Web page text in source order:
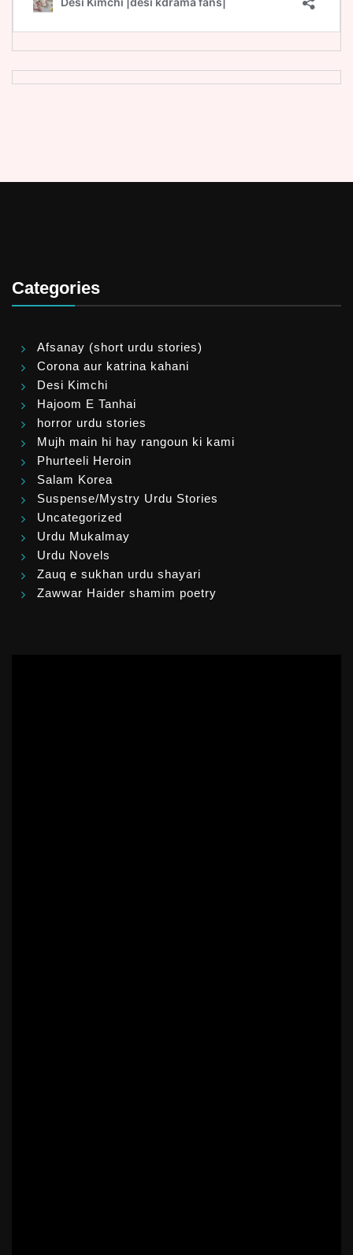
Categories
Afsanay (short urdu stories)
Corona aur katrina kahani
Desi Kimchi
Hajoom E Tanhai
horror urdu stories
Mujh main hi hay rangoun ki kami
Phurteeli Heroin
Salam Korea
Suspense/Mystry Urdu Stories
Uncategorized
Urdu Mukalmay
Urdu Novels
Zauq e sukhan urdu shayari
Zawwar Haider shamim poetry